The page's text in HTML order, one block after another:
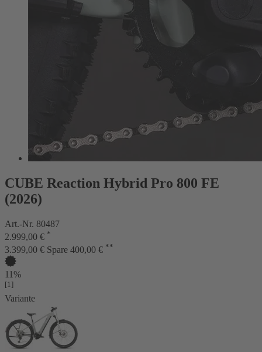
CUBE Reaction Hybrid Pro 800 FE
(2026)
Art.-Nr. 80487
2.999,00 € *
3.399,00 € Spare 400,00 € **
11%
[1]
Variante